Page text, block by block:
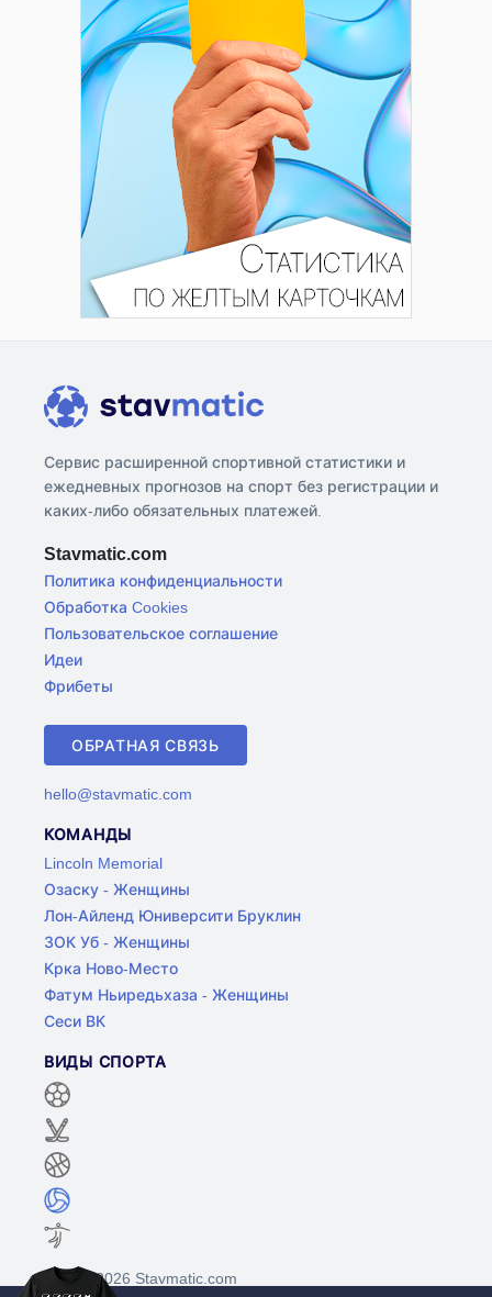
Сервис расширенной спортивной статистики и
ежедневных прогнозов на спорт без регистрации и
каких-либо обязательных платежей.
Stavmatic.com
Политика конфиденциальности
Обработка Cookies
Пользовательское соглашение
Идеи
Фрибеты
ОБРАТНАЯ СВЯЗЬ
hello@stavmatic.com
КОМАНДЫ
Lincoln Memorial
Озаску - Женщины
Лон-Айленд Юниверсити Бруклин
ЗОК Уб - Женщины
Крка Ново-Место
Фатум Ньиредьхаза - Женщины
Сеси ВК
ВИДЫ СПОРТА
©2017-2026 Stavmatic.com